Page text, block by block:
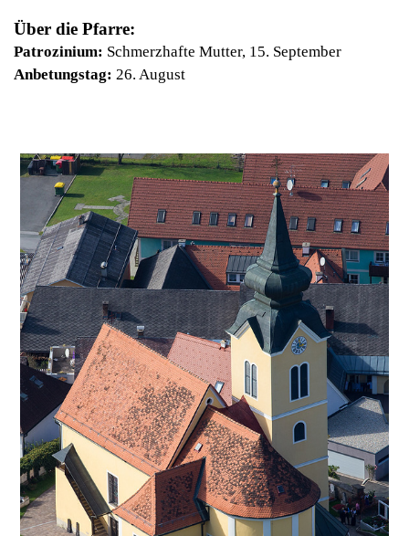
Über die Pfarre:
Patrozinium: Schmerzhafte Mutter, 15. September
Anbetungstag: 26. August